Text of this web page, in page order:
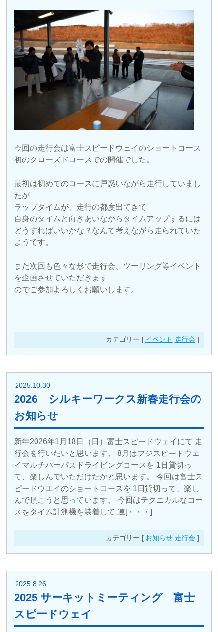
今回の走行会は富士スピードウェイのショートコース
初のクローズドコースでの開催でした。
最初は初めてのコースに戸惑いながら走行していまし
たが
ラップタイムが、走行の都度出てきて
自身のタイムと向きあいながらタイムアップするには
どうすればいいかな？なんて考えながら走られていた
ようです。
また次回も色々な形で走行会、ツーリング等イベント
を企画させていただきます
のでご参加よろしくお願いします。
カテゴリー [ イベント 走行会]
2025.10.30
2026 シルキーワークス新春走行会の
お知らせ
新年2026年1月18日（日）富士スピードウェイにて 走
行会を行いたいと思います。 8月はフジスピードウェ
イマルチパーパスドライビングコースを 1日貸切っ
て、楽しんでいただけたかと思います。 今回は富士ス
ピードウエイのショートコースを 1日貸切って、楽し
んで頂こうと思っています。 今回はテクニカルなコー
スをタイム計測機を装着して 連[・・・]
カテゴリー [ お知らせ 走行会]
2025.8.26
2025 サーキットミーティング 富士
スピードウェイ